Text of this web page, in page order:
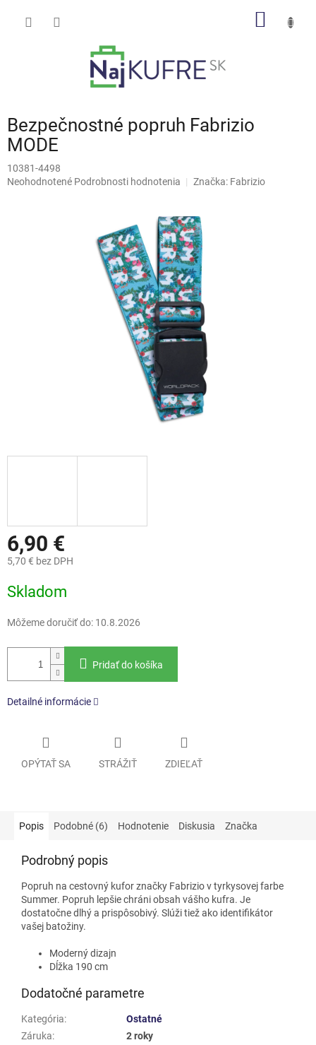
Bezpečnostné popruh Fabrizio
MODE
10381-4498
Priemerné
Neohodnotené Podrobnosti hodnotenia Značka: Fabrizio
6,90 €
5,70 € bez DPH
cena:
Skladom
Môžeme doručiť do: 10.8.2026
Pridať do košíka
Detailné informácie
OPÝTAŤ SA STRÁŽIŤ ZDIEĽAŤ
Popis Podobné (6) Hodnotenie Diskusia Značka
Podrobný popis
Popruh na cestovný kufor značky Fabrizio v tyrkysovej farbe
Summer. Popruh lepšie chráni obsah vášho kufra. Je
dostatočne dlhý a prispôsobivý. Slúži tiež ako identifikátor
vašej batožiny.
Moderný dizajn
Dĺžka 190 cm
Dodatočné parametre
Kategória:
Ostatné
Záruka:
2 roky